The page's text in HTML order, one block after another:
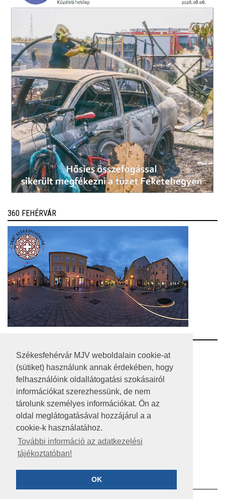
Székesfehérvár MJV weboldalain cookie-at
(sütiket) használunk annak érdekében, hogy
felhasználóink oldallátogatási szokásairól
információkat szerezhessünk, de nem
tárolunk személyes információkat. Ön az
oldal meglátogatásával hozzájárul a a
cookie-k használatához.
További információ az adatkezelési
tájékoztatóban!
OK
360 FEHÉRVÁR
RSS
A HONLAP 2017.03.31-I ÁLLAPOTA
JOGI NYILATKOZAT
IMPRESSZUM
KÖZÉRDEKŰ ADATOK